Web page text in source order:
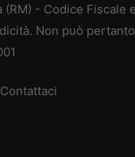
- Codice Fiscale
Non può
Contattaci